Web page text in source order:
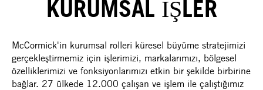
KURUMSAL İŞLER
McCormick'in kurumsal rolleri küresel büyüme stratejimizi
gerçekleştirmemiz için işlerimizi, markalarımızı, bölgesel
özelliklerimizi ve fonksiyonlarımızı etkin bir şekilde birbirine
bağlar. 27 ülkede 12.000 çalışan ve işlem ile çalıştığımız